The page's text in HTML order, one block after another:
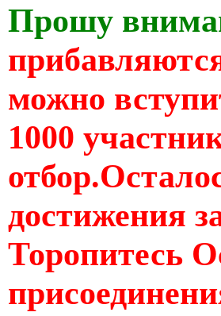
Прошу
можно
1000
достижения
Торопитесь